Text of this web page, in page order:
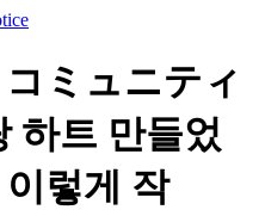
ミュニティ
하트 만들었
렇게 작